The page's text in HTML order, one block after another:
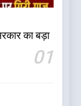
का बड़ा
01
आदि पर